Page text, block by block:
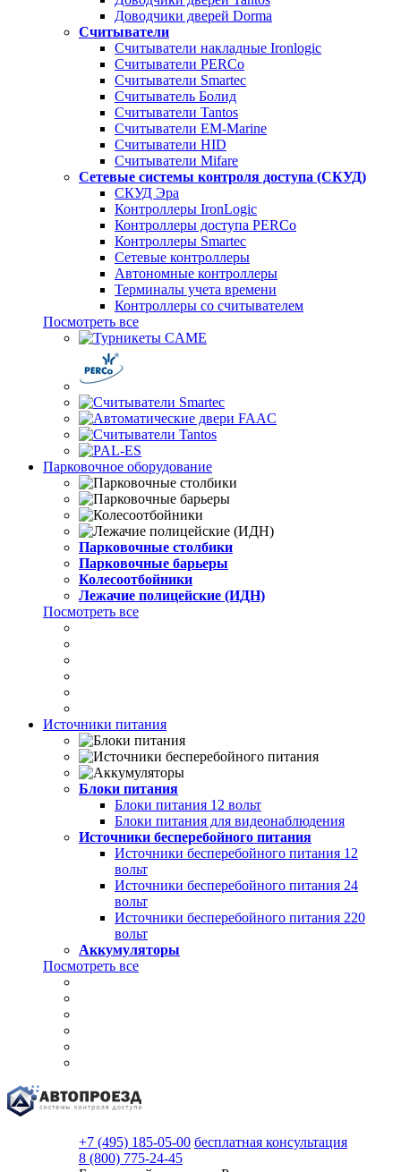
Доводчики дверей Dorma
Считыватели
Считыватели накладные Ironlogic
Считыватели PERCo
Считыватели Smartec
Считыватель Болид
Считыватели Tantos
Считыватели EM-Marine
Считыватели HID
Считыватели Mifare
Сетевые системы контроля доступа (СКУД)
СКУД Эра
Контроллеры IronLogic
Контроллеры доступа PERCo
Контроллеры Smartec
Сетевые контроллеры
Автономные контроллеры
Терминалы учета времени
Контроллеры со считывателем
Посмотреть все
Парковочное оборудование
Парковочные столбики
Парковочные барьеры
Колесоотбойники
Лежачие полицейские (ИДН)
Посмотреть все
Источники питания
Блоки питания
Блоки питания 12 вольт
Блоки питания для видеонаблюдения
Источники бесперебойного питания
Источники бесперебойного питания 12
вольт
Источники бесперебойного питания 24
вольт
Источники бесперебойного питания 220
вольт
Аккумуляторы
Посмотреть все
+7 (495) 185-05-00 бесплатная консультация
8 (800) 775-24-45